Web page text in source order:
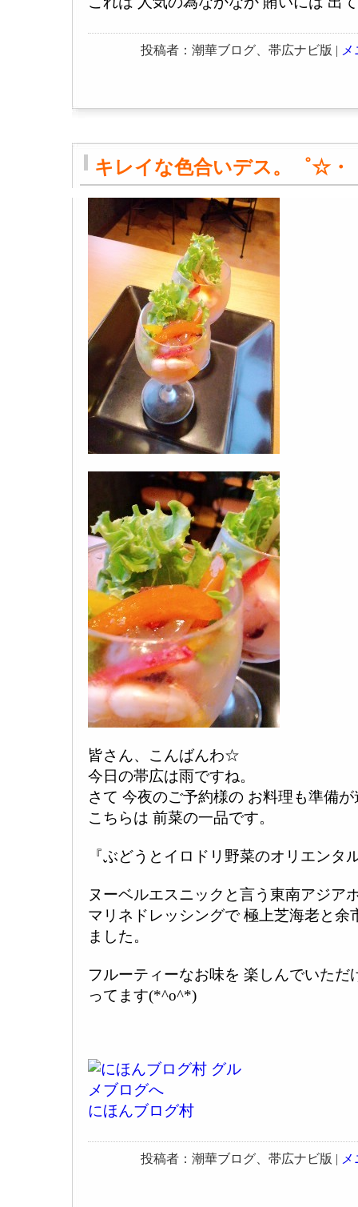
投稿者：潮華ブログ、帯広ナビ版 |
キレイな色合いデス。゜☆
皆さん、こんばんわ☆
今日の帯広は雨ですね。
さて 今夜のご予約様の お料理も準備
こちらは 前菜の一品です。
『ぶどうとイロドリ野菜のオリエンタ
ヌーベルエスニックと言う東南アジア
マリネドレッシングで 極上芝海老と余
ました。
フルーティーなお味を 楽しんでいただ
ってます(*^o^*)
にほんブログ村
投稿者：潮華ブログ、帯広ナビ版 |